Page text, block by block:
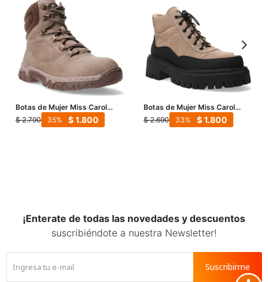
Botas de Mujer Miss Carol
MOUNTY acordonada - Beige
$ 2.790 $1.800
35
Botas de Mujer Miss Carol
NANTU acordonada - Beige
$ 2.690 $1.800
33
¡Enterate de todas las novedades y descuentos
suscribiéndote a nuestra Newsletter!
Suscribirme